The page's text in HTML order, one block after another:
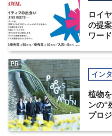
ロイ
の提
ワー
イン
植物
ンの“
プロ
PR